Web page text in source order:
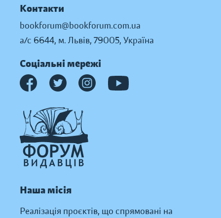
Контакти
bookforum@bookforum.com.ua
а/с 6644, м. Львів, 79005, Україна
Соціальні мережі
Наша місія
Реалізація проєктів, що спрямовані на